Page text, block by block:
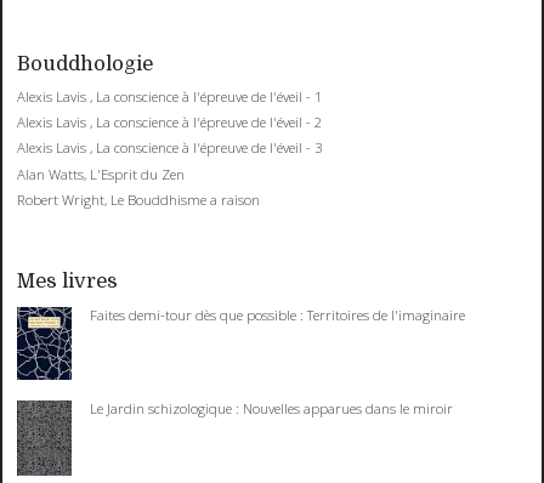
Bouddhologie
Alexis Lavis , La conscience à l'épreuve de l'éveil - 1
Alexis Lavis , La conscience à l'épreuve de l'éveil - 2
Alexis Lavis , La conscience à l'épreuve de l'éveil - 3
Alan Watts, L'Esprit du Zen
Robert Wright, Le Bouddhisme a raison
Mes livres
Faites demi-tour dès que possible : Territoires de l'imaginaire
Le Jardin schizologique : Nouvelles apparues dans le miroir